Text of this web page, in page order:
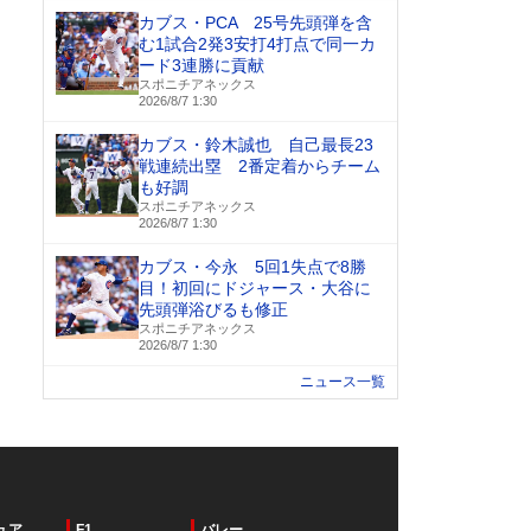
カブス・PCA 25号先頭弾を含
む1試合2発3安打4打点で同一カ
ード3連勝に貢献
スポニチアネックス
2026/8/7 1:30
カブス・鈴木誠也 自己最長23
戦連続出塁 2番定着からチーム
も好調
スポニチアネックス
2026/8/7 1:30
カブス・今永 5回1失点で8勝
目！初回にドジャース・大谷に
先頭弾浴びるも修正
スポニチアネックス
2026/8/7 1:30
ニュース一覧